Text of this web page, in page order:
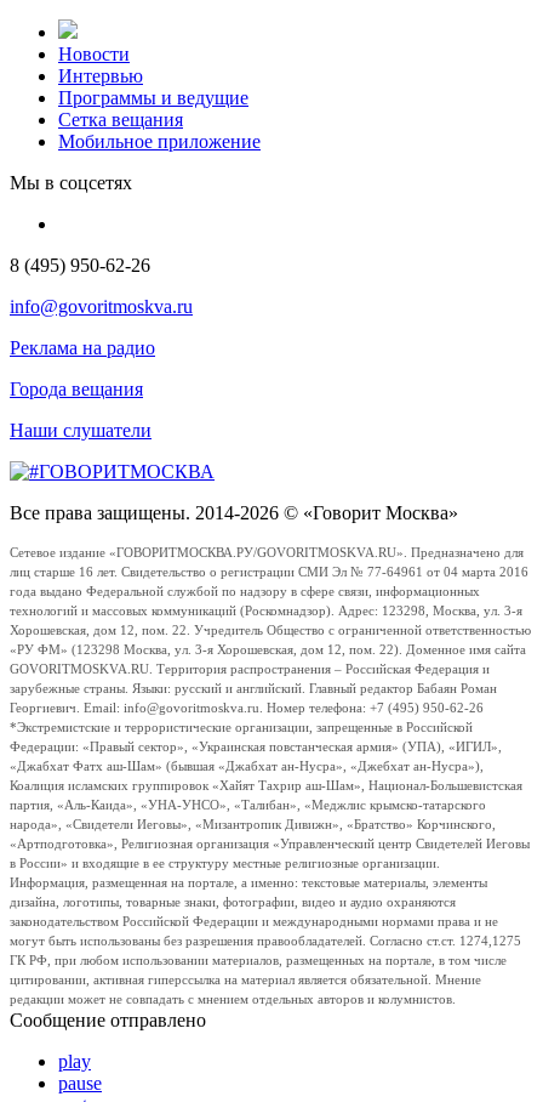
Новости
Интервью
Программы и ведущие
Сетка вещания
Мобильное приложение
Мы в соцсетях
8 (495) 950-62-26
info@govoritmoskva.ru
Реклама на радио
Города вещания
Наши слушатели
Все права защищены. 2014-2026 © «Говорит Москва»
Сетевое издание «ГОВОРИТМОСКВА.РУ/GOVORITMOSKVA.RU». Предназначено для
лиц старше 16 лет. Свидетельство о регистрации СМИ Эл № 77-64961 от 04 марта 2016
года выдано Федеральной службой по надзору в сфере связи, информационных
технологий и массовых коммуникаций (Роскомнадзор). Адрес: 123298, Москва, ул. 3-я
Хорошевская, дом 12, пом. 22. Учредитель Общество с ограниченной ответственностью
«РУ ФМ» (123298 Москва, ул. 3-я Хорошевская, дом 12, пом. 22). Доменное имя сайта
GOVORITMOSKVA.RU. Территория распространения – Российская Федерация и
зарубежные страны. Языки: русский и английский. Главный редактор Бабаян Роман
Георгиевич. Email: info@govoritmoskva.ru. Номер телефона: +7 (495) 950-62-26
*Экстремистские и террористические организации, запрещенные в Российской
Федерации: «Правый сектор», «Украинская повстанческая армия» (УПА), «ИГИЛ»,
«Джабхат Фатх аш-Шам» (бывшая «Джабхат ан-Нусра», «Джебхат ан-Нусра»),
Коалиция исламских группировок «Хайят Тахрир аш-Шам», Национал-Большевистская
партия, «Аль-Каида», «УНА-УНСО», «Талибан», «Меджлис крымско-татарского
народа», «Свидетели Иеговы», «Мизантропик Дивижн», «Братство» Корчинского,
«Артподготовка», Религиозная организация «Управленческий центр Свидетелей Иеговы
в России» и входящие в ее структуру местные религиозные организации.
Информация, размещенная на портале, а именно: текстовые материалы, элементы
дизайна, логотипы, товарные знаки, фотографии, видео и аудио охраняются
законодательством Российской Федерации и международными нормами права и не
могут быть использованы без разрешения правообладателей. Согласно ст.ст. 1274,1275
ГК РФ, при любом использовании материалов, размещенных на портале, в том числе
цитировании, активная гиперссылка на материал является обязательной. Мнение
редакции может не совпадать с мнением отдельных авторов и колумнистов.
Сообщение отправлено
play
pause